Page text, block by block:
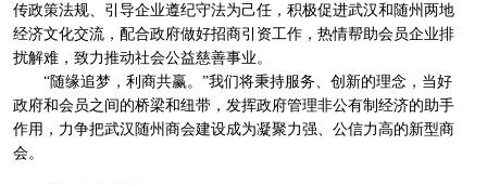
传政策法规、引导企业遵纪守法为己任，积极促进武汉和随州两地
经济文化交流，配合政府做好招商引资工作，热情帮助会员企业排
扰解难，致力推动社会公益慈善事业。
“随缘追梦，利商共赢。”我们将秉持服务、创新的理念，当好
政府和会员之间的桥梁和纽带，发挥政府管理非公有制经济的助手
作用，力争把武汉随州商会建设成为凝聚力强、公信力高的新型商
会。